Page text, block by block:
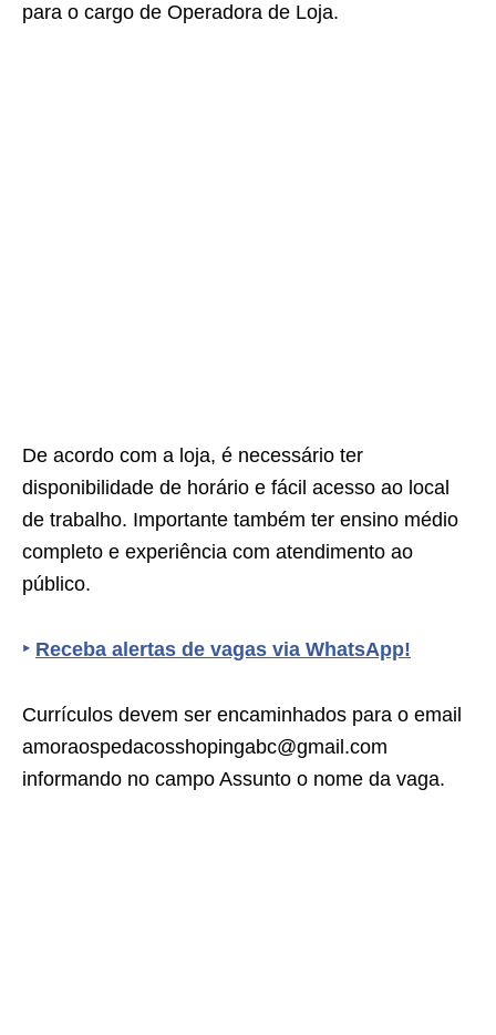
para o cargo de Operadora de Loja.
De acordo com a loja, é necessário ter
disponibilidade de horário e fácil acesso ao local
de trabalho. Importante também ter ensino médio
completo e experiência com atendimento ao
público.
‣ Receba alertas de vagas via WhatsApp!
Currículos devem ser encaminhados para o email
amoraospedacosshopingabc@gmail.com
informando no campo Assunto o nome da vaga.